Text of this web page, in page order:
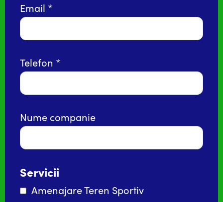
Email
Telefon
Nume companie
Servicii
Amenajare Teren Sportiv